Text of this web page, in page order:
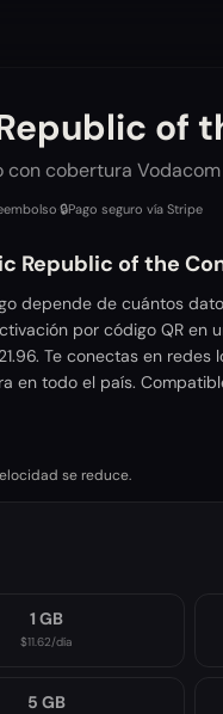
of
con cobertura
🔒Pago seguro vía Stripe
Republic of the
depende de cuántos
por código QR en
Te conectas en redes
en todo el país.
se reduce.
1 GB
$11.62/día
5 GB